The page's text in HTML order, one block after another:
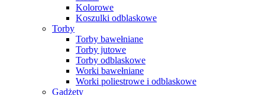
Kolorowe
Koszulki odblaskowe
Torby
Torby bawełniane
Torby jutowe
Torby odblaskowe
Worki bawełniane
Worki poliestrowe i odblaskowe
Gadżety